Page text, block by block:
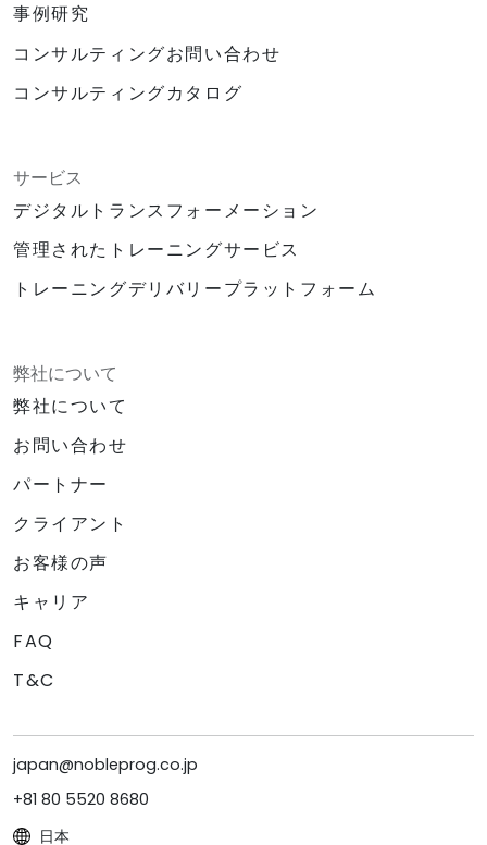
事例研究
コンサルティングお問い合わせ
コンサルティングカタログ
サービス
デジタルトランスフォーメーション
管理されたトレーニングサービス
トレーニングデリバリープラットフォーム
弊社について
弊社について
お問い合わせ
パートナー
クライアント
お客様の声
キャリア
FAQ
T&C
japan@nobleprog.co.jp
+81 80 5520 8680
日本